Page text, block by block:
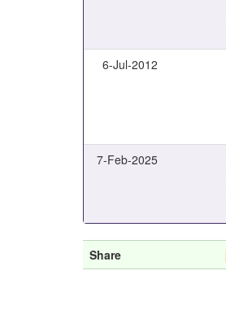
6-Jul-2012
7-Feb-2025
Share